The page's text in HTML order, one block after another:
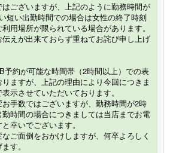
ございますが、上記のように勤務時間が
短い出勤時間での場合は女性の終了時刻
用場所が限られている場合があります。
えが出来ておらず重ねてお詫び申し上げ
予約が可能な時間帯（2時間以上）での表
ますが、上記の理由により今回につきま
示させていただいております。
手数ではございますが、勤務時間が2時
時間の場合につきましては当店までお電
幸いでございます。
ご面倒をおかけしますが、何卒よろしく
す。